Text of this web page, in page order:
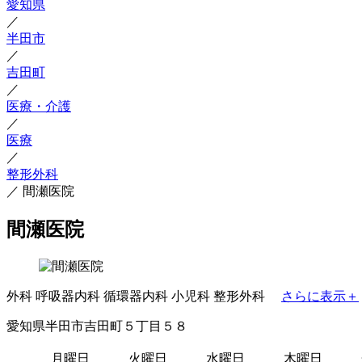
愛知県
／
半田市
／
吉田町
／
医療・介護
／
医療
／
整形外科
／ 間瀬医院
間瀬医院
外科 呼吸器内科 循環器内科 小児科 整形外科 さらに表示＋
愛知県半田市吉田町５丁目５８
月曜日 火曜日 水曜日 木曜日